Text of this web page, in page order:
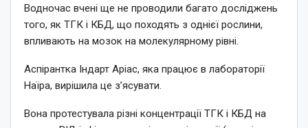
Водночас вчені ще не проводили багато досліджень
того, як ТГК і КБД, що походять з однієї рослини,
впливають на мозок на молекулярному рівні.
Аспірантка Індарт Аріас, яка працює в лабораторії
Наїра, вирішила це з’ясувати.
Вона протестувала різні концентрації ТГК і КБД на